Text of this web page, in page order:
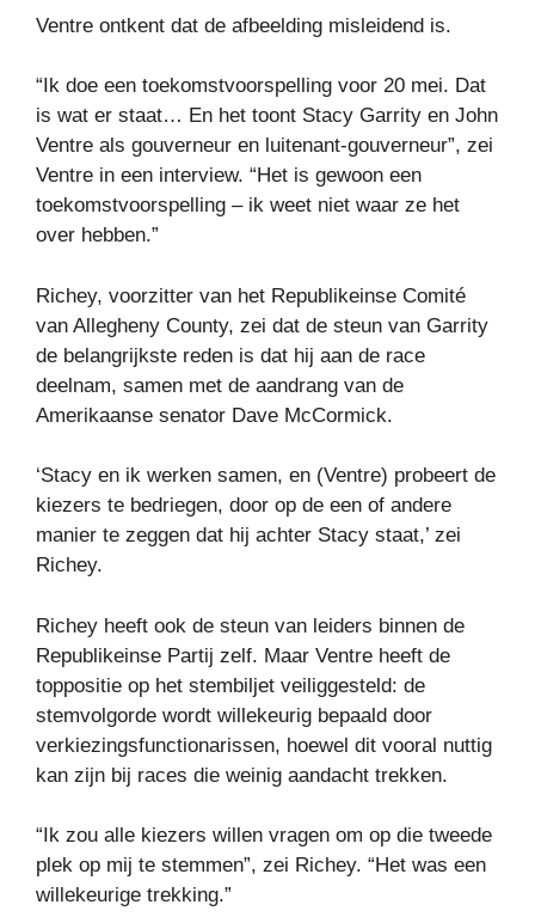
Ventre ontkent dat de afbeelding misleidend is.
“Ik doe een toekomstvoorspelling voor 20 mei. Dat
is wat er staat… En het toont Stacy Garrity en John
Ventre als gouverneur en luitenant-gouverneur”, zei
Ventre in een interview. “Het is gewoon een
toekomstvoorspelling – ik weet niet waar ze het
over hebben.”
Richey, voorzitter van het Republikeinse Comité
van Allegheny County, zei dat de steun van Garrity
de belangrijkste reden is dat hij aan de race
deelnam, samen met de aandrang van de
Amerikaanse senator Dave McCormick.
‘Stacy en ik werken samen, en (Ventre) probeert de
kiezers te bedriegen, door op de een of andere
manier te zeggen dat hij achter Stacy staat,’ zei
Richey.
Richey heeft ook de steun van leiders binnen de
Republikeinse Partij zelf. Maar Ventre heeft de
toppositie op het stembiljet veiliggesteld: de
stemvolgorde wordt willekeurig bepaald door
verkiezingsfunctionarissen, hoewel dit vooral nuttig
kan zijn bij races die weinig aandacht trekken.
“Ik zou alle kiezers willen vragen om op die tweede
plek op mij te stemmen”, zei Richey. “Het was een
willekeurige trekking.”